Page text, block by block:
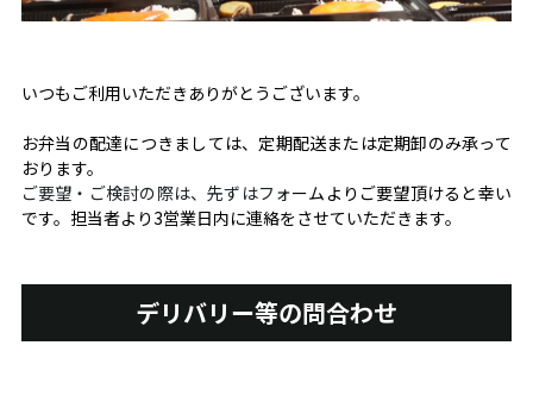
いつもご利用いただきありがとうございます。
お弁当の配達につきましては、定期配送または定期卸のみ承って
おります。
ご要望・ご検討の際は、先ずはフォームよりご要望頂けると幸い
です。担当者より3営業日内に連絡をさせていただきます。
デリバリー等の問合わせ